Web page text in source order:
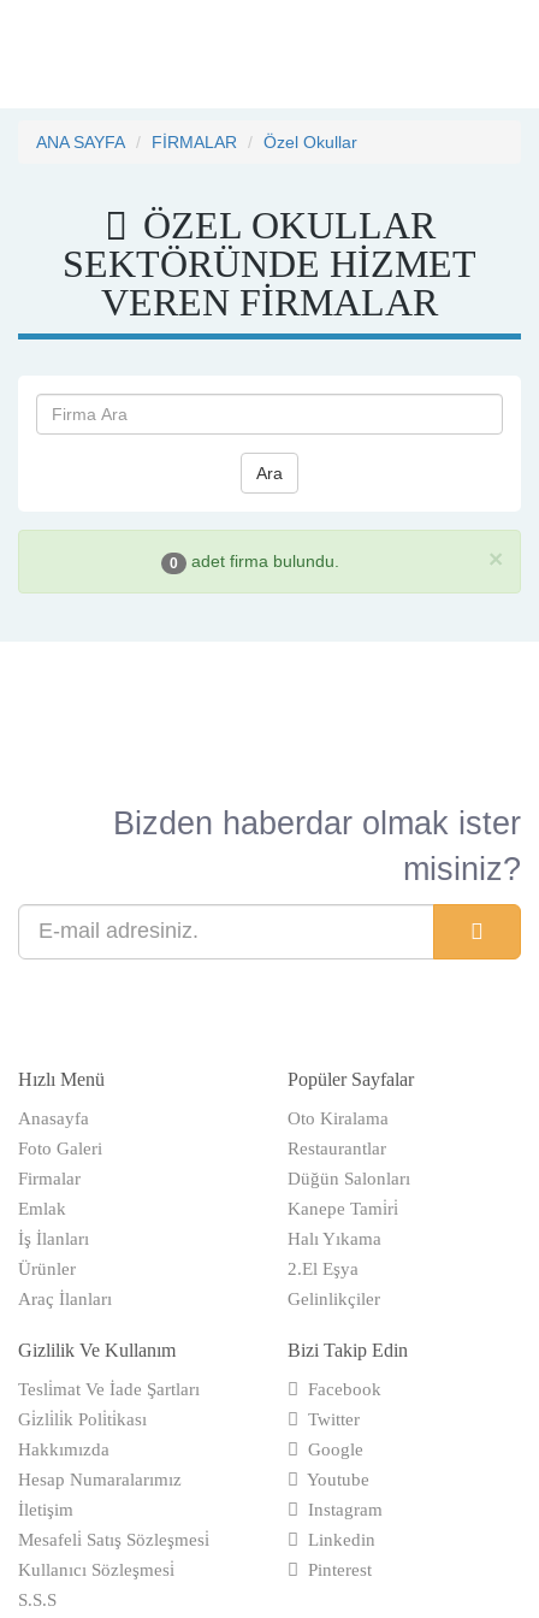
ANA SAYFA FİRMALAR Özel Okullar
ÖZEL OKULLAR
SEKTÖRÜNDE HİZMET
VEREN FİRMALAR
Ara
×
0 adet firma bulundu.
Bizden haberdar olmak ister
misiniz?
Hızlı Menü
Anasayfa
Foto Galeri
Firmalar
Emlak
İş İlanları
Ürünler
Araç İlanları
Popüler Sayfalar
Oto Kiralama
Restaurantlar
Düğün Salonları
Kanepe Tami̇ri̇
Halı Yıkama
2.El Eşya
Gelinlikçiler
Gizlilik Ve Kullanım
Tesli̇mat Ve İade Şartları
Gi̇zli̇li̇k Poli̇ti̇kası
Hakkımızda
Hesap Numaralarımız
İletişim
Mesafeli̇ Satış Sözleşmesi̇
Kullanıcı Sözleşmesi̇
S.S.S
Bizi Takip Edin
Facebook
Twitter
Google
Youtube
Instagram
Linkedin
Pinterest